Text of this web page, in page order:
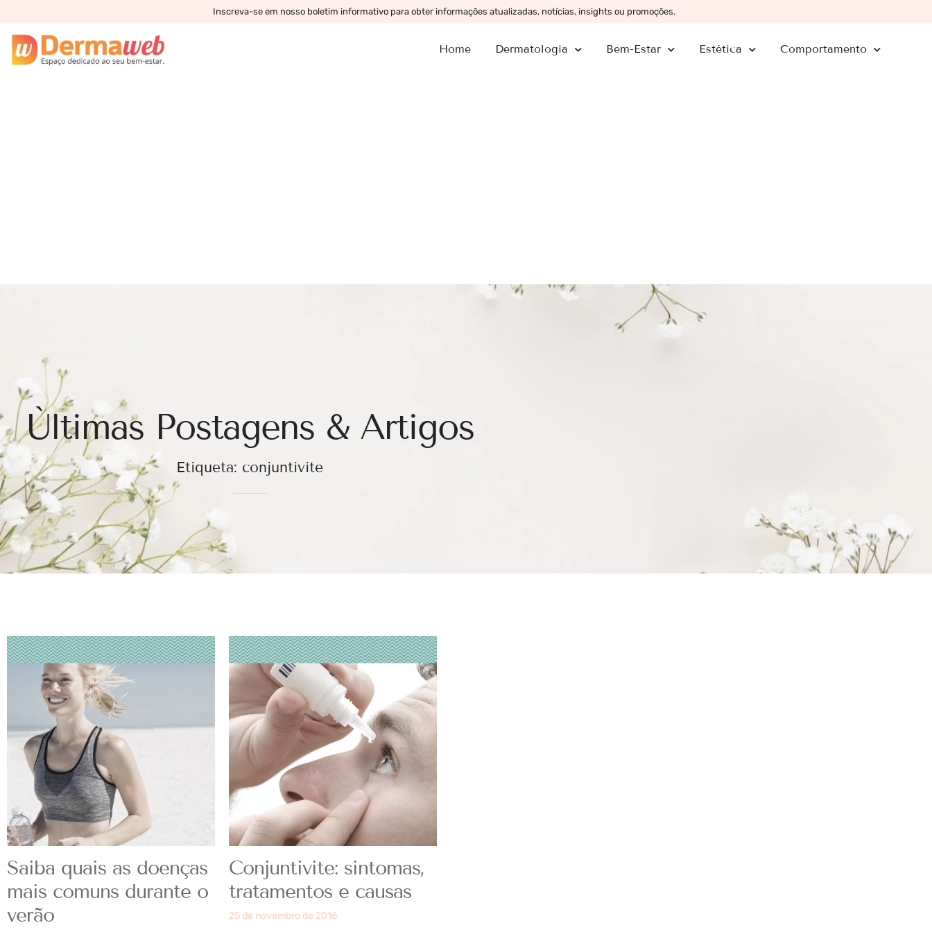
Inscreva-se em nosso boletim informativo para obter informações atualizadas, notícias, insights ou promoções.
Home Dermatologia Bem-Estar Estética Comportamento
Ùltimas Postagens & Artigos
Etiqueta: conjuntivite
Saiba quais as doenças
mais comuns durante o
verão
Conjuntivite: sintomas,
tratamentos e causas
25 de novembro de 2016